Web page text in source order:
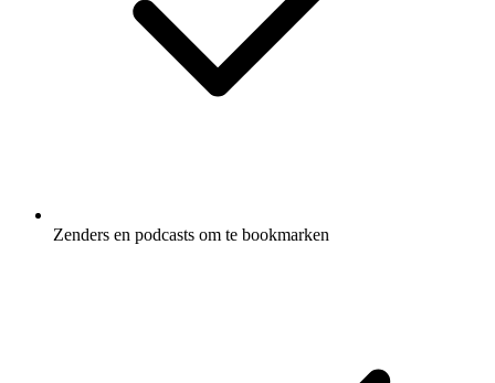
Zenders en podcasts om te bookmarken